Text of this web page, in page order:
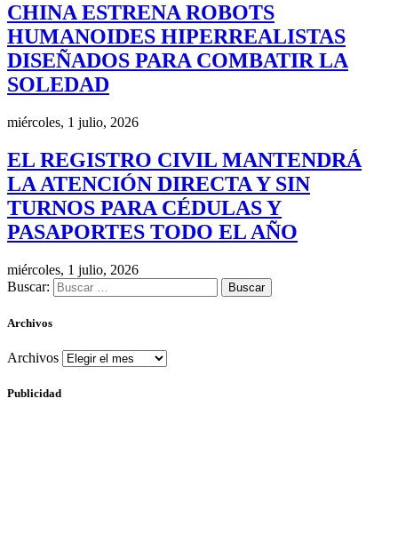
CHINA ESTRENA ROBOTS
HUMANOIDES HIPERREALISTAS
DISEÑADOS PARA COMBATIR LA
SOLEDAD
miércoles, 1 julio, 2026
EL REGISTRO CIVIL MANTENDRÁ
LA ATENCIÓN DIRECTA Y SIN
TURNOS PARA CÉDULAS Y
PASAPORTES TODO EL AÑO
miércoles, 1 julio, 2026
Buscar:
Archivos
Archivos
Publicidad